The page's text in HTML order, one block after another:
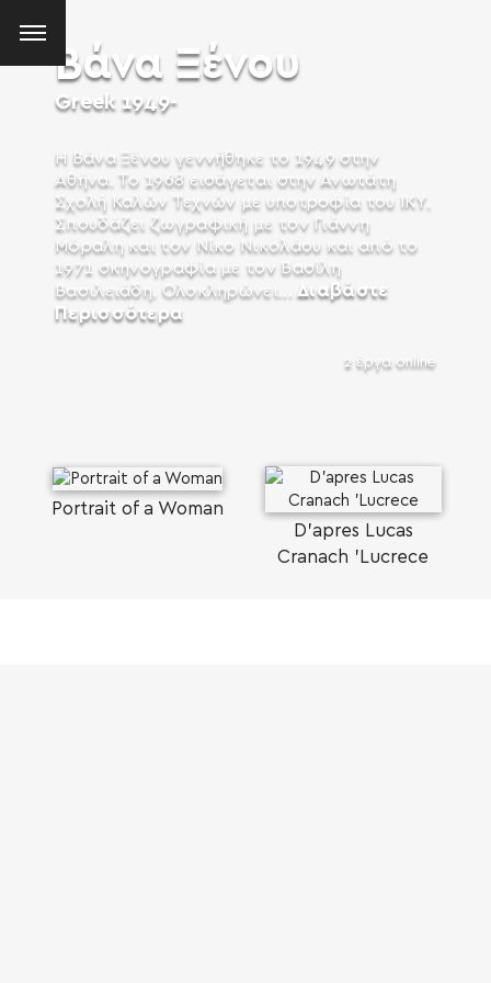
Βάνα Ξένου
Greek 1949-
Η Βάνα Ξένου γεννήθηκε το 1949 στην
Αθήνα. Το 1968 εισάγεται στην Ανωτάτη
Σχολή Καλών Τεχνών με υποτροφία του ΙΚΥ.
Σπουδάζει ζωγραφική με τον Γιάννη
Μόραλη και τον Νίκο Νικολάου και από το
1971 σκηνογραφία με τον Βασίλη
Βασιλειάδη. Ολοκληρώνει...
Διαβάστε
Περισσότερα
2 έργα online
Portrait of a Woman
D'apres Lucas
Cranach 'Lucrece